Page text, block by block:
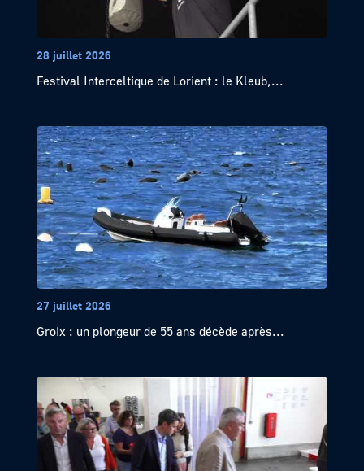
28 juillet 2026
Festival Interceltique de Lorient : le Kleub,...
27 juillet 2026
Groix : un plongeur de 55 ans décède après...